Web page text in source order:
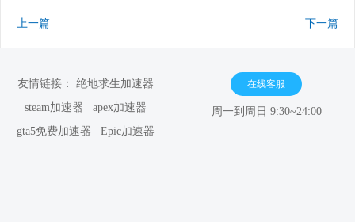
上一篇 下一篇
友情链接： 绝地求生加速器
steam加速器
apex加速器
gta5免费加速器
Epic加速器
在线客服
周一到周日 9:30~24:00